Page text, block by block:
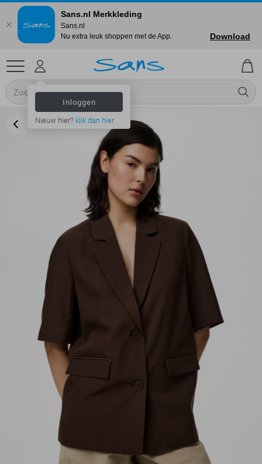
Inloggen
Nieuw hier? klik dan hier
Sans.nl Merkkleding
Sans.nl
Nu extra leuk shoppen met de App.
Download